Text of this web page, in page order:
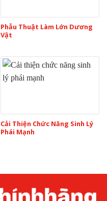
Phẫu Thuật Làm Lớn Dương
Vật
Cải Thiện Chức Năng Sinh Lý
Phái Mạnh